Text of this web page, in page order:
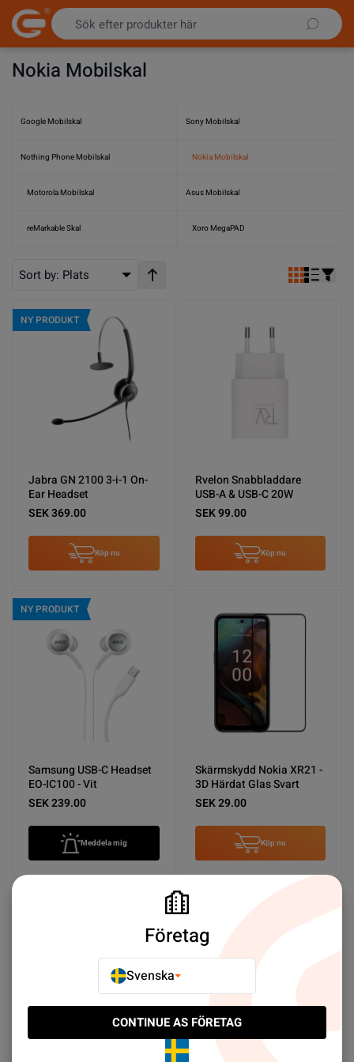
Hoppa till innehållet
Nokia Mobilskal
Google Mobilskal Sony Mobilskal
Nothing Phone Mobilskal Nokia Mobilskal
Motorola Mobilskal Asus Mobilskal
reMarkable Skal Xoro MegaPAD
Sort by: Plats Stigande ordning
NY PRODUKT
Jabra GN 2100 3-i-1 On-
Ear Headset
SEK 369.00
Köp nu
Rvelon Snabbladdare
USB-A & USB-C 20W
SEK 99.00
Köp nu
NY PRODUKT
Samsung USB-C Headset
EO-IC100 - Vit
SEK 239.00
Meddela mig
Skärmskydd Nokia XR21 -
3D Härdat Glas Svart
SEK 29.00
Köp nu
NY PRODUKT
Företag
Svenska
CONTINUE AS FÖRETAG